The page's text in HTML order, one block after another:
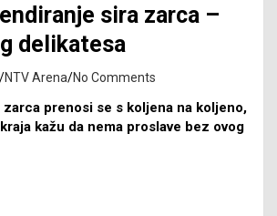
sira zarca –
delikatesa
NTV Arena No Comments
prenosi se s koljena na koljeno,
kažu da nema proslave bez ovog